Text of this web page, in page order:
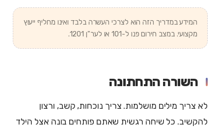
המידע במדריך הזה הוא לצרכי העשרה בלבד ואינו מחליף ייעוץ
מקצועי. במצב חירום פנו ל-101 או לער"ן 1201.
השורה התחתונה
לא צריך מילים מושלמות. צריך נוכחות, קשב, ורצון
להקשיב. כל שיחה רגשית שאתם פותחים בונה אצל הילד